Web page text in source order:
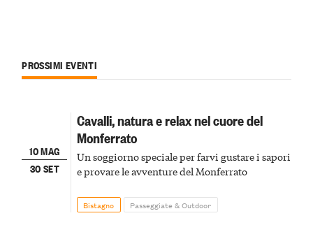
PROSSIMI EVENTI
10 MAG
30 SET
Cavalli, natura e relax nel cuore del
Monferrato
Un soggiorno speciale per farvi gustare i sapori
e provare le avventure del Monferrato
Bistagno Passeggiate & Outdoor